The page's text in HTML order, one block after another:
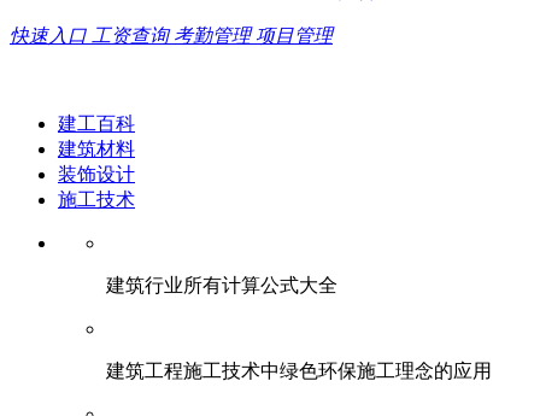
快速入口 工资查询 考勤管理 项目管理
建工百科
建筑材料
装饰设计
施工技术
建筑行业所有计算公式大全
建筑工程施工技术中绿色环保施工理念的应用